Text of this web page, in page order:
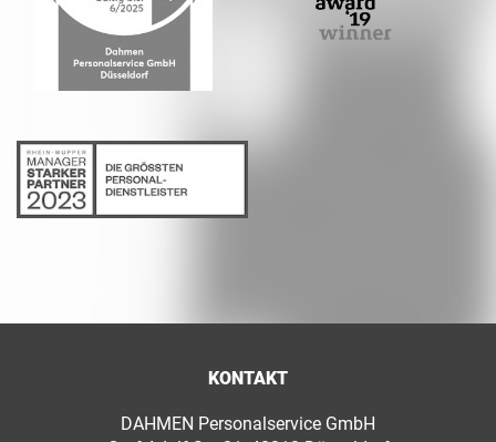
KONTAKT
DAHMEN Personalservice GmbH